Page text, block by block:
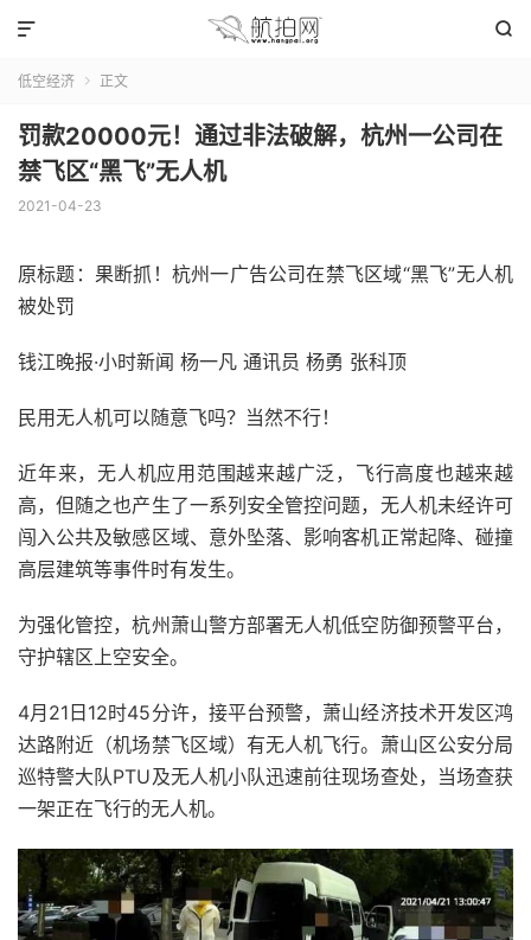


低空经济  正文
罚款20000元！通过非法破解，杭州一公司在
禁飞区“黑飞”无人机
2021-04-23
原标题：果断抓！杭州一广告公司在禁飞区域“黑飞”无人机
被处罚
钱江晚报·小时新闻 杨一凡 通讯员 杨勇 张科顶
民用无人机可以随意飞吗？当然不行！
近年来，无人机应用范围越来越广泛，飞行高度也越来越
高，但随之也产生了一系列安全管控问题，无人机未经许可
闯入公共及敏感区域、意外坠落、影响客机正常起降、碰撞
高层建筑等事件时有发生。
为强化管控，杭州萧山警方部署无人机低空防御预警平台，
守护辖区上空安全。
4月21日12时45分许，接平台预警，萧山经济技术开发区鸿
达路附近（机场禁飞区域）有无人机飞行。萧山区公安分局
巡特警大队PTU及无人机小队迅速前往现场查处，当场查获
一架正在飞行的无人机。